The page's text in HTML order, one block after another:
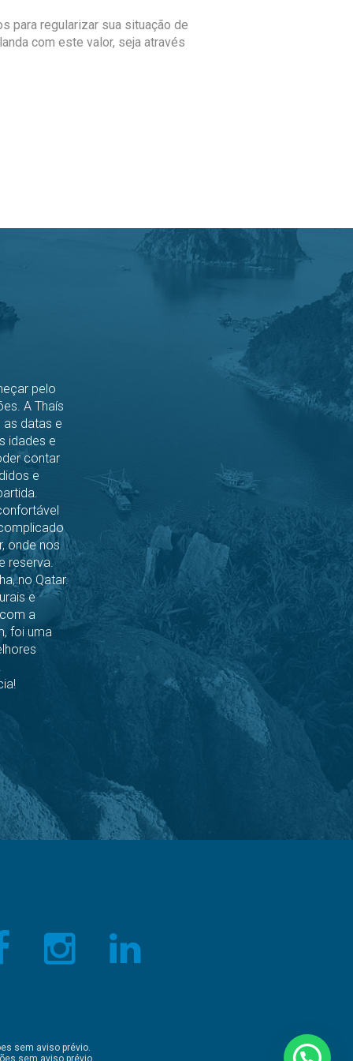
para regularizar sua situação de
com este valor, seja através
pelo
A Thaís
datas e
idades e
contar
e
onde nos
reserva.
no Qatar.
e
a
foi uma
sem aviso prévio.
sem aviso prévio.